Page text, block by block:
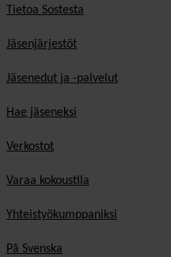
Tietoa Sostesta
Jäsenjärjestöt
Jäsenedut ja -palvelut
Hae jäseneksi
Verkostot
Varaa kokoustila
Yhteistyökumppaniksi
På Svenska